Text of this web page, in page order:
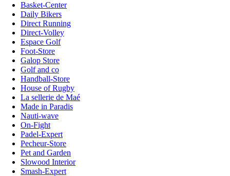
Basket-Center
Daily Bikers
Direct Running
Direct-Volley
Espace Golf
Foot-Store
Galop Store
Golf and co
Handball-Store
House of Rugby
La sellerie de Maé
Made in Paradis
Nauti-wave
On-Fight
Padel-Expert
Pecheur-Store
Pet and Garden
Slowood Interior
Smash-Expert